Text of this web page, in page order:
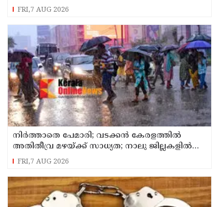
FRI,7 AUG 2026
നിർത്താതെ പേമാരി; വടക്കന്‍ കേരളത്തില്‍
അതിതീവ്ര മഴയ്ക്ക് സാധ്യത; നാലു ജില്ലകളില്‍
റെഡ് അലര്‍ട്ട്
FRI,7 AUG 2026